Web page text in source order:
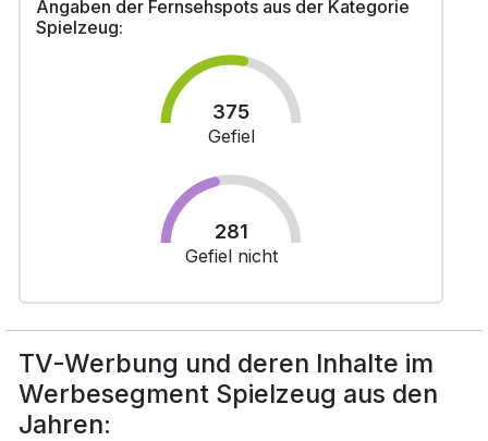
Angaben der Fernsehspots aus der Kategorie
Spielzeug:
375
Gefiel
281
Gefiel nicht
TV-Werbung und deren Inhalte im
Werbesegment Spielzeug aus den
Jahren: